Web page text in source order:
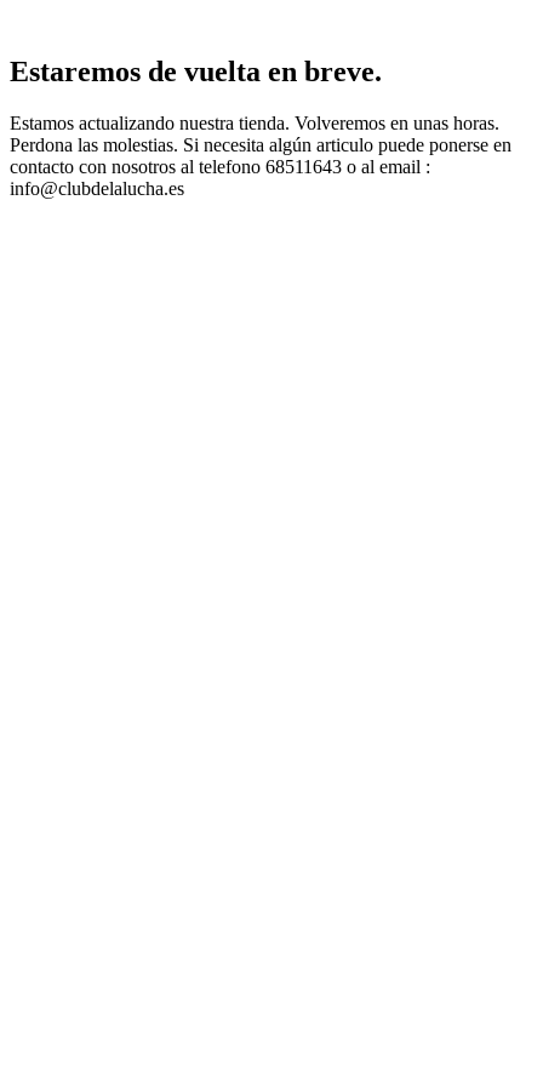
Estaremos de vuelta en breve.
Estamos actualizando nuestra tienda. Volveremos en unas horas.
Perdona las molestias. Si necesita algún articulo puede ponerse en
contacto con nosotros al telefono 68511643 o al email :
info@clubdelalucha.es